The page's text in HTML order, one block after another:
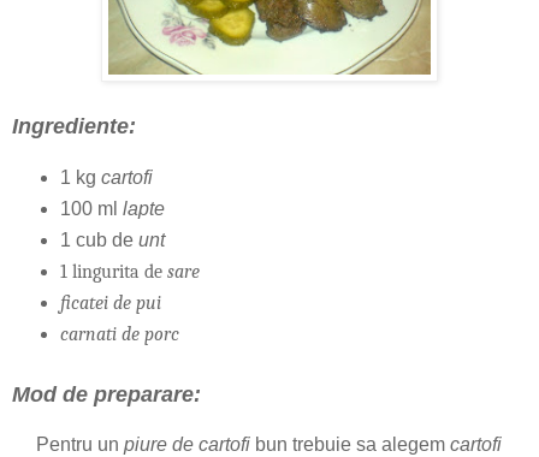
Ingrediente:
1 kg cartofi
100 ml lapte
1 cub de unt
1 lingurita de sare
ficatei de pui
carnati de porc
Mod de preparare:
Pentru un piure de cartofi bun trebuie sa alegem cartofi